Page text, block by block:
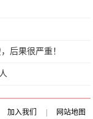
后果很严重！
加入我们
网站地图